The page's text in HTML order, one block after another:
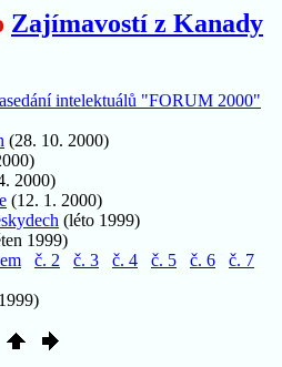
Zajímavostí z Kanady
intelektuálů "FORUM 2000"
(28. 10. 2000)
2000)
(12. 1. 2000)
(léto 1999)
1999)
č. 2 č. 3 č. 4 č. 5 č. 6
č. 7